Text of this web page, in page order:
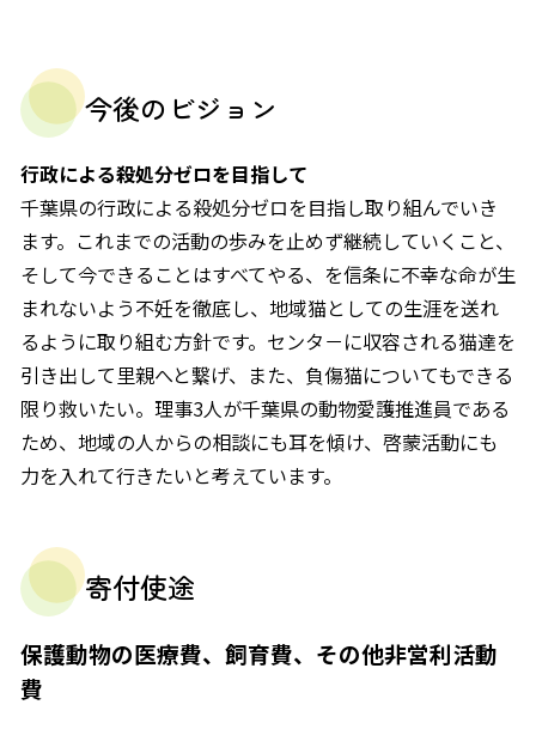
今後のビジョン
行政による殺処分ゼロを目指して
千葉県の行政による殺処分ゼロを目指し取り組んでいき
ます。これまでの活動の歩みを止めず継続していくこと、
そして今できることはすべてやる、を信条に不幸な命が生
まれないよう不妊を徹底し、地域猫としての生涯を送れ
るように取り組む方針です。センタ－に収容される猫達を
引き出して里親へと繋げ、また、負傷猫についてもできる
限り救いたい。理事3人が千葉県の動物愛護推進員である
ため、地域の人からの相談にも耳を傾け、啓蒙活動にも
力を入れて行きたいと考えています。
寄付使途
保護動物の医療費、飼育費、その他非営利活動
費